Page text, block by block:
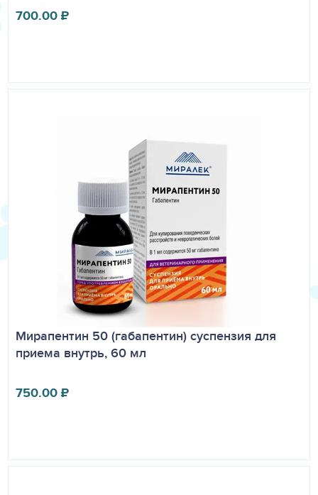
700.00₽
Мирапентин 50 (габапентин) суспензия для
приема внутрь, 60 мл
750.00₽